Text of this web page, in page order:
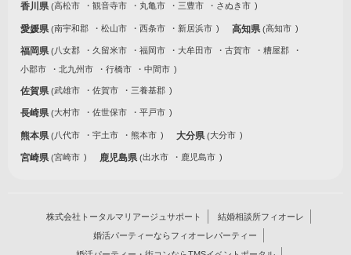
香川県 高松市 観音寺市 丸亀市 三豊市 さぬき市
愛媛県 南宇和郡 松山市 西条市 新居浜市 高知県 高知市
福岡県 八女郡 久留米市 福岡市 大牟田市 古賀市
糟屋郡
小郡市
北九州市 行橋市 中間市
佐賀県 武雄市 佐賀市 三養基郡
長崎県 大村市 佐世保市 平戸市
熊本県 八代市 宇土市 熊本市 大分県 大分市
宮崎県 宮崎市 鹿児島県 出水市 鹿児島市
株式会社トータルマリアージュサポート
結婚相談所フィオーレ
婚活パーティーならフィオーレパーティー